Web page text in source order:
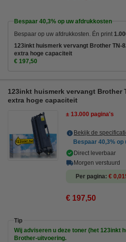
Bespaar 40,3% op uw afdrukkosten
Bespaar op uw afdrukkosten. Én print
123inkt huismerk vervangt Brother TN-
extra hoge capaciteit
€ 197,50
123inkt huismerk vervangt Brother
extra hoge capaciteit
± 13.000 pagina's
Bekijk de
Bespaar 40,3% op
Direct leverbaar
Morgen verstuurd
Per pagina €
€ 197,50
Tip
Wij adviseren u deze toner (het 123inkt
Brother-uitvoering.